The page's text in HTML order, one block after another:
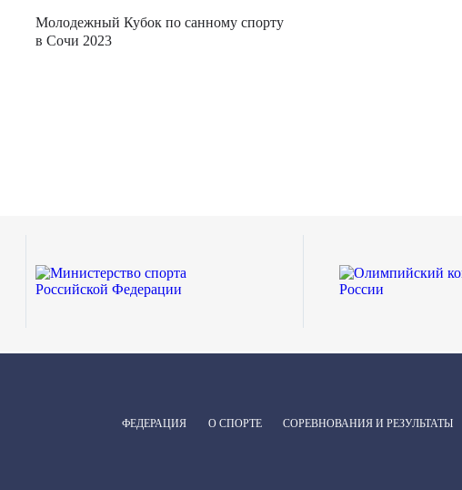
Молодежный Кубок по санному спорту
в Сочи 2023
ФЕДЕРАЦИЯ О СПОРТЕ СОРЕВНОВАНИЯ И РЕЗУЛЬТАТЫ